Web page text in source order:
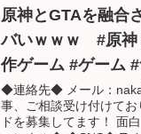
原神とGTAを融合
バいｗｗｗ #原神
作ゲーム #ゲーム
◆連絡先◆ メール：
事、ご相談受け付けて
ドを募集してます！ 面